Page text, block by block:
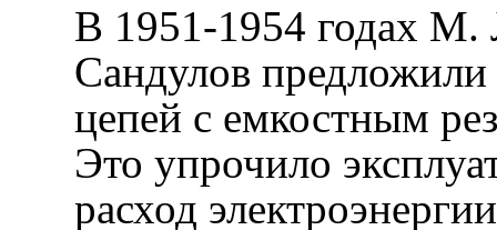
В 1951-1954 годах
Сандулов
цепей с емкостным
Это упрочило
расход